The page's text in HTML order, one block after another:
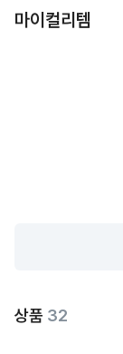
마이컬리템
상품 32